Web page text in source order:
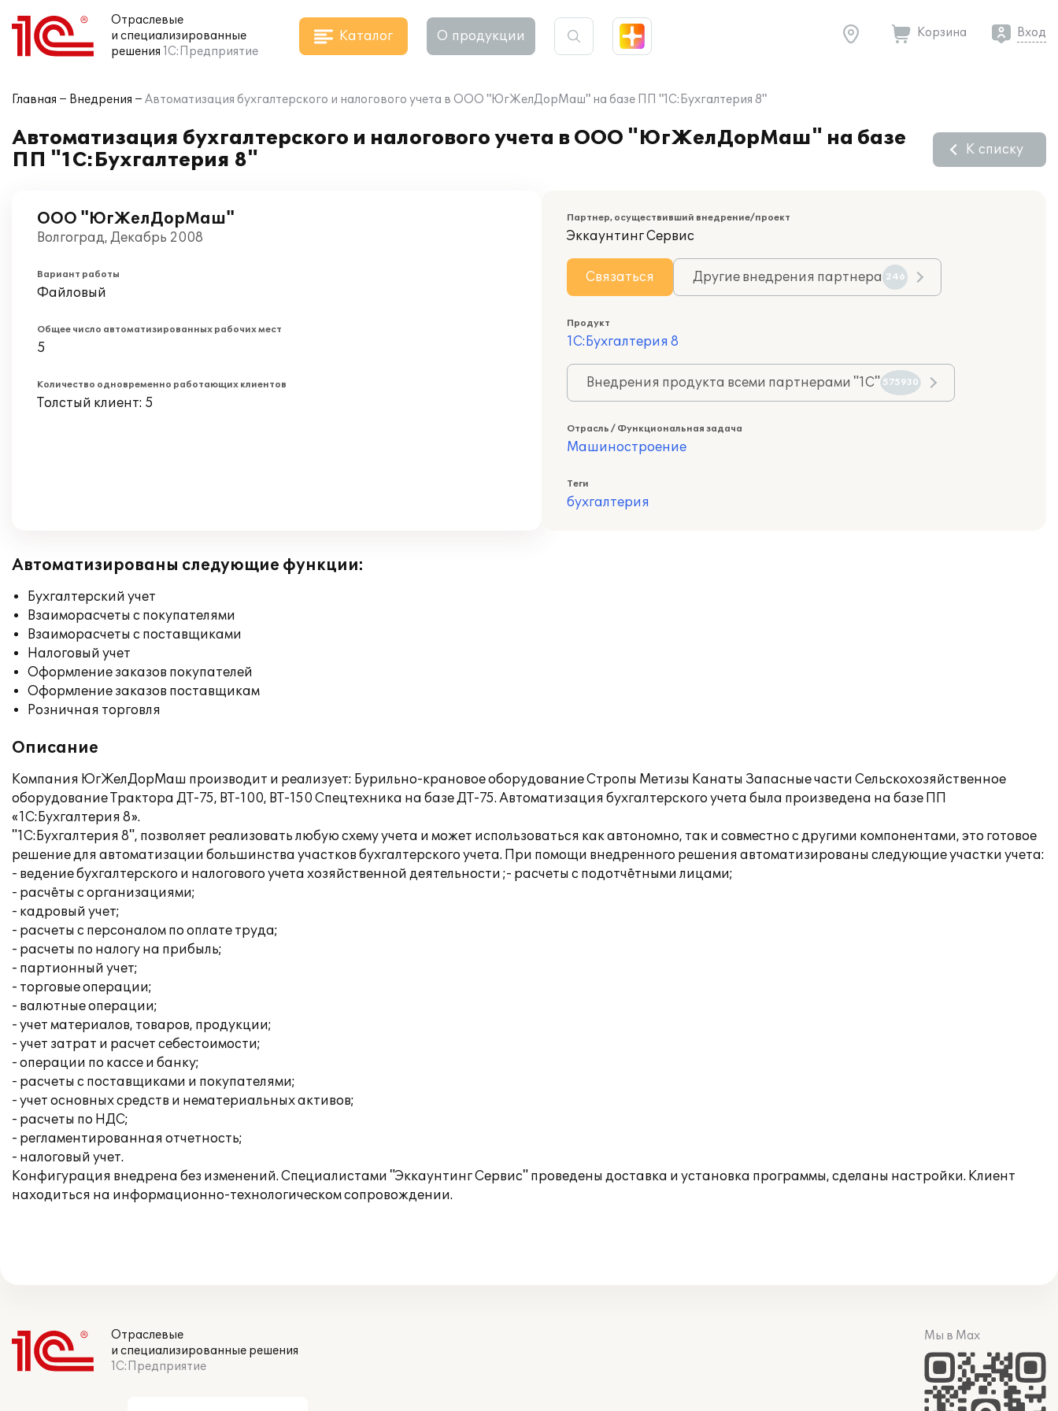
Отраслевые
и специализированные
решения 1С:Предприятие
Каталог О продукции Корзина Вход
Главная Внедрения Автоматизация бухгалтерского и налогового учета в ООО "ЮгЖелДорМаш" на базе ПП "1С:Бухгалтерия 8"
Автоматизация бухгалтерского и налогового учета в ООО "ЮгЖелДорМаш" на базе
ПП "1С:Бухгалтерия 8"
К списку
ООО "ЮгЖелДорМаш"
Волгоград, Декабрь 2008
Вариант работы
Файловый
Общее число автоматизированных рабочих мест
5
Количество одновременно работающих клиентов
Толстый клиент: 5
Партнер, осуществивший внедрение/проект
Эккаунтинг Сервис
Связаться Другие внедрения партнера 246
Продукт
1С:Бухгалтерия 8
Внедрения продукта всеми партнерами "1С" 575930
Отрасль / Функциональная задача
Машиностроение
Теги
бухгалтерия
Автоматизированы следующие функции:
Бухгалтерский учет
Взаиморасчеты с покупателями
Взаиморасчеты с поставщиками
Налоговый учет
Оформление заказов покупателей
Оформление заказов поставщикам
Розничная торговля
Описание
Компания ЮгЖелДорМаш производит и реализует: Бурильно-крановое оборудование Стропы Метизы Канаты Запасные части Сельскохозяйственное
оборудование Трактора ДТ-75, ВТ-100, ВТ-150 Спецтехника на базе ДТ-75. Автоматизация бухгалтерского учета была произведена на базе ПП
«1С:Бухгалтерия 8».
"1С:Бухгалтерия 8", позволяет реализовать любую схему учета и может использоваться как автономно, так и совместно с другими компонентами, это готовое
решение для автоматизации большинства участков бухгалтерского учета. При помощи внедренного решения автоматизированы следующие участки учета:
- ведение бухгалтерского и налогового учета хозяйственной деятельности ;- расчеты с подотчётными лицами;
- расчёты с организациями;
- кадровый учет;
- расчеты с персоналом по оплате труда;
- расчеты по налогу на прибыль;
- партионный учет;
- торговые операции;
- валютные операции;
- учет материалов, товаров, продукции;
- учет затрат и расчет себестоимости;
- операции по кассе и банку;
- расчеты с поставщиками и покупателями;
- учет основных средств и нематериальных активов;
- расчеты по НДС;
- регламентированная отчетность;
- налоговый учет.
Конфигурация внедрена без изменений. Специалистами "Эккаунтинг Сервис" проведены доставка и установка программы, сделаны настройки. Клиент
находиться на информационно-технологическом сопровождении.
Отраслевые
и специализированные решения
1С:Предприятие
Мы в Max